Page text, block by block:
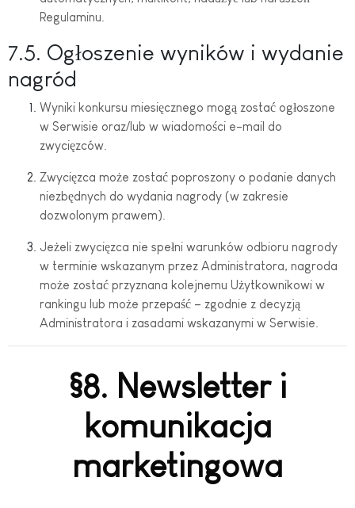
Regulaminu.
7.5. Ogłoszenie wyników i wydanie
nagród
Wyniki konkursu miesięcznego mogą zostać ogłoszone
w Serwisie oraz/lub w wiadomości e-mail do
zwycięzców.
Zwycięzca może zostać poproszony o podanie danych
niezbędnych do wydania nagrody (w zakresie
dozwolonym prawem).
Jeżeli zwycięzca nie spełni warunków odbioru nagrody
w terminie wskazanym przez Administratora, nagroda
może zostać przyznana kolejnemu Użytkownikowi w
rankingu lub może przepaść – zgodnie z decyzją
Administratora i zasadami wskazanymi w Serwisie.
§8. Newsletter i
komunikacja
marketingowa